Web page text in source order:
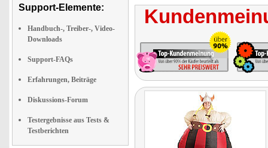
Support-Elemente:
Handbuch-, Treiber-, Video-
Downloads
Support-FAQs
Erfahrungen, Beiträge
Diskussions-Forum
Testergebnisse aus Tests &
Testberichten